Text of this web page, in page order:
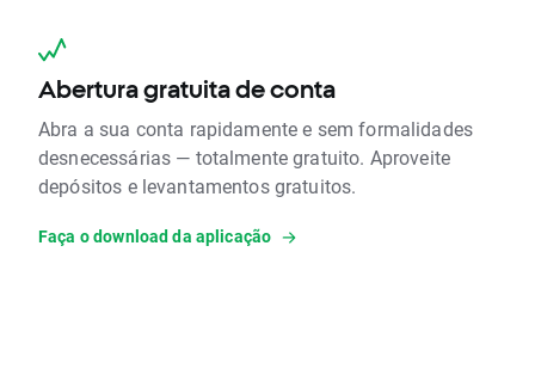
Abertura gratuita de conta
Abra a sua conta rapidamente e sem formalidades
desnecessárias — totalmente gratuito. Aproveite
depósitos e levantamentos gratuitos.
Faça o download da aplicação